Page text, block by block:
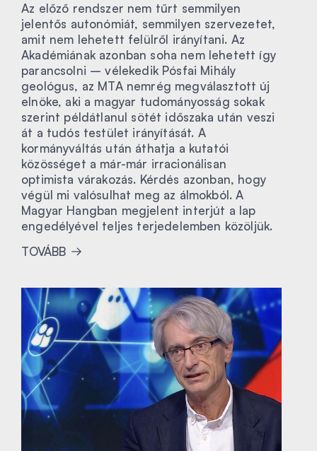
Az előző rendszer nem tűrt semmilyen
jelentős autonómiát, semmilyen szervezetet,
amit nem lehetett felülről irányítani. Az
Akadémiának azonban soha nem lehetett így
parancsolni – vélekedik Pósfai Mihály
geológus, az MTA nemrég megválasztott új
elnöke, aki a magyar tudományosság sokak
szerint példátlanul sötét időszaka után veszi
át a tudós testület irányítását. A
kormányváltás után áthatja a kutatói
közösséget a már-már irracionálisan
optimista várakozás. Kérdés azonban, hogy
végül mi valósulhat meg az álmokból. A
Magyar Hangban megjelent interjút a lap
engedélyével teljes terjedelemben közöljük.
TOVÁBB